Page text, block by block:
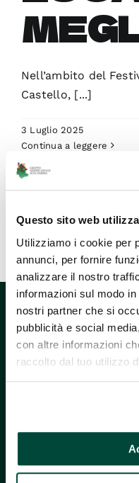
Questo sito web
Utilizziamo i cookie per
annunci, per fornire
analizzare il nostro
informazioni sul modo
nostri partner che si
pubblicità e social
con altre informazioni
raccolto dal tuo utilizzo
Nell’ambito del
Castello, [...]
3 Luglio 2025
Continua a leggere